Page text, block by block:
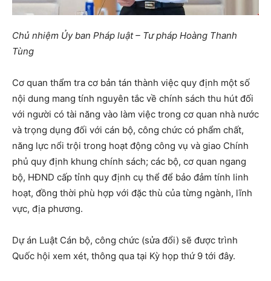
Chủ nhiệm Ủy ban Pháp luật – Tư pháp Hoàng Thanh
Tùng
Cơ quan thẩm tra cơ bản tán thành việc quy định một số
nội dung mang tính nguyên tắc về chính sách thu hút đối
với người có tài năng vào làm việc trong cơ quan nhà nước
và trọng dụng đối với cán bộ, công chức có phẩm chất,
năng lực nổi trội trong hoạt động công vụ và giao Chính
phủ quy định khung chính sách; các bộ, cơ quan ngang
bộ, HĐND cấp tỉnh quy định cụ thể để bảo đảm tính linh
hoạt, đồng thời phù hợp với đặc thù của từng ngành, lĩnh
vực, địa phương.
Dự án Luật Cán bộ, công chức (sửa đổi) sẽ được trình
Quốc hội xem xét, thông qua tại Kỳ họp thứ 9 tới đây.